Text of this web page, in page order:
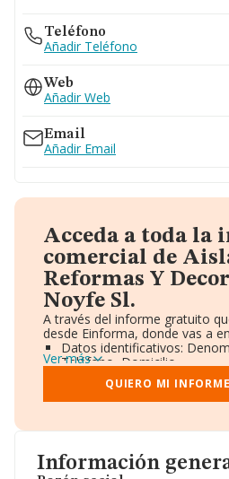
Información
Teléfono
Añadir Teléfono
Web
Añadir Web
Email
Añadir Email
Acceda a toda la
comercial de
Reformas Y
Noyfe Sl.
A través del informe gratuito
desde Einforma, donde vas a
Datos identificativos:
Teléfono, Domicilio.
Informe Mercantil Completo
Gráficos de Evolución
Consejo de Administración
Accionistas.
Artículos de prensa
Ver más
QUIERO MI